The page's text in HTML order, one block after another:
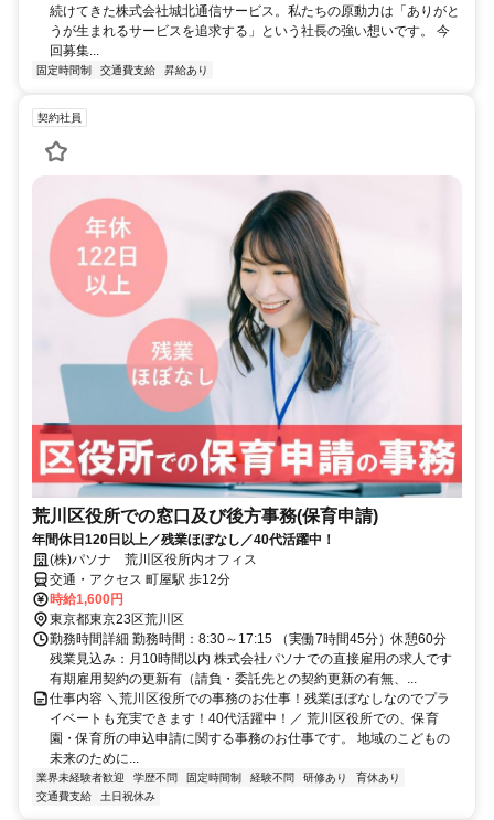
続けてきた株式会社城北通信サービス。私たちの原動力は「ありがと
うが生まれるサービスを追求する」という社長の強い想いです。 今
回募集...
固定時間制 交通費支給 昇給あり
契約社員
荒川区役所での窓口及び後方事務(保育申請)
年間休日120日以上／残業ほぼなし／40代活躍中！
(株)パソナ 荒川区役所内オフィス
交通・アクセス 町屋駅 歩12分
時給1,600円
東京都東京23区荒川区
勤務時間詳細 勤務時間：8:30～17:15 （実働7時間45分）休憩60分
残業見込み：月10時間以内 株式会社パソナでの直接雇用の求人です
有期雇用契約の更新有（請負・委託先との契約更新の有無、...
仕事内容 ＼荒川区役所での事務のお仕事！残業ほぼなしなのでプラ
イベートも充実できます！40代活躍中！／ 荒川区役所での、保育
園・保育所の申込申請に関する事務のお仕事です。 地域のこどもの
未来のために...
業界未経験者歓迎 学歴不問 固定時間制 経験不問 研修あり
育休あり
交通費支給
土日祝休み